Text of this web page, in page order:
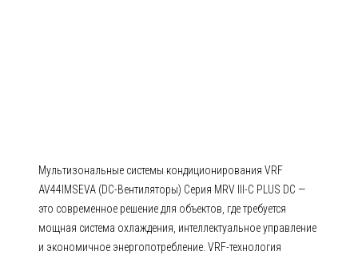
Мультизональные системы кондиционирования VRF
AV44IMSEVA (DC-Вентиляторы) Серия MRV III-C PLUS DC —
это современное решение для объектов, где требуется
мощная система охлаждения, интеллектуальное управление
и экономичное энергопотребление. VRF-технология